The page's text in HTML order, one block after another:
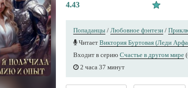
4.43
Попаданцы / Любовное фэнтези /
Читает Виктория Буртовая (Леди
Входит в серию Счастье в другом мире
2 часа 37 минут